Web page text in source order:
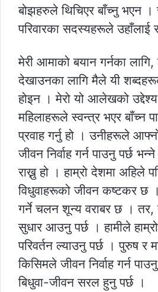
बोझहरुले थिचिएर बाँच्नु भएन ।
परिवारका सदस्यहरूले उहाँलाई
मेरी आमाको बयान गर्नका लागि,
देखाउनका लागि मैले यी
होइन । मेरो यो आलेखको
महिलाहरूले स्वन्त्र भएर बाँच्न
प्रवाह गर्नु हो । उनीहरूले
जीवन निर्वाह गर्न पाउनु पर्छ
राख्नु हो । हाम्रो देशमा अहिले
विधुवाहरूको जीवन कष्टकर छ ।
गर्ने चलन शून्य वराबर छ ।
सुधार आउनु पर्छ । हामीले
परिवर्तन ल्याउनु पर्छ । पुरुष र
किसिमले जीवन निर्वाह गर्न
बिधुवा-जीवन सरल हुनु पर्छ ।